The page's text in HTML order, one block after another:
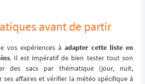
avant de partir
vos expériences à adapter cette liste en
. Il est impératif de bien tester tout son
des sacs par thématique (jour, nuit,
ses affaires et vérifier la météo spécifique à